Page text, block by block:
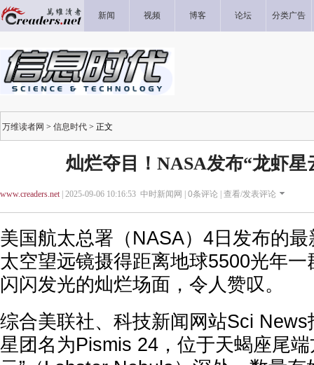
新闻 视频 博客 论坛 分类广告
万维读者网 > 信息时代 > 正文
灿烂夺目！NASA发布“龙虾星
www.creaders.net| 2025-09-06 10:16:53 中时新闻网 | 0条评论 | 查看/发表评论
美国航太总署（NASA）4日发布的
太空望远镜摄得距离地球5500光年
闪闪发光的灿烂场面，令人赞叹。
综合美联社、科技新闻网站Sci
星团名为Pismis 24，位于天蝎座尾端